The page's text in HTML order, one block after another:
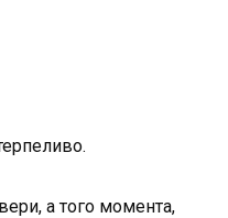
а того момента,